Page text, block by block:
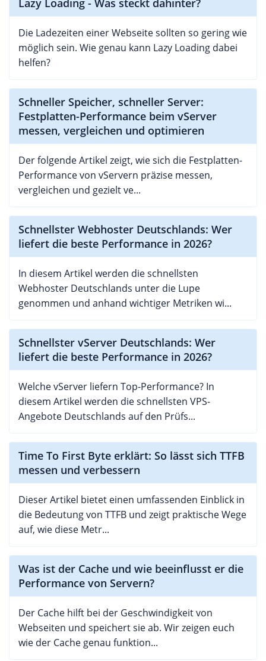
Lazy Loading - Was steckt dahinter?
Die Ladezeiten einer Webseite sollten so gering wie
möglich sein. Wie genau kann Lazy Loading dabei
helfen?
Schneller Speicher, schneller Server:
Festplatten-Performance beim vServer
messen, vergleichen und optimieren
Der folgende Artikel zeigt, wie sich die Festplatten-
Performance von vServern präzise messen,
vergleichen und gezielt ve...
Schnellster Webhoster Deutschlands: Wer
liefert die beste Performance in 2026?
In diesem Artikel werden die schnellsten
Webhoster Deutschlands unter die Lupe
genommen und anhand wichtiger Metriken wi...
Schnellster vServer Deutschlands: Wer
liefert die beste Performance in 2026?
Welche vServer liefern Top-Performance? In
diesem Artikel werden die schnellsten VPS-
Angebote Deutschlands auf den Prüfs...
Time To First Byte erklärt: So lässt sich TTFB
messen und verbessern
Dieser Artikel bietet einen umfassenden Einblick in
die Bedeutung von TTFB und zeigt praktische Wege
auf, wie diese Metr...
Was ist der Cache und wie beeinflusst er die
Performance von Servern?
Der Cache hilft bei der Geschwindigkeit von
Webseiten und speichert sie ab. Wir zeigen euch
wie der Cache genau funktion...